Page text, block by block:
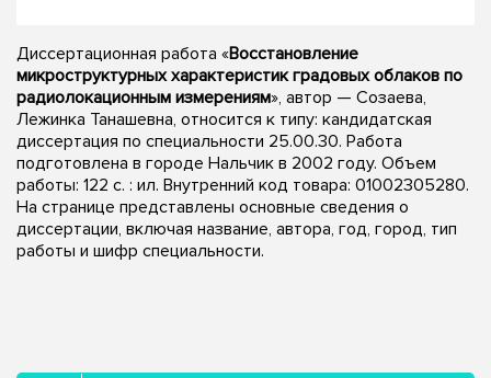
Диссертационная работа «Восстановление
микроструктурных характеристик градовых облаков по
радиолокационным измерениям», автор — Созаева,
Лежинка Танашевна, относится к типу: кандидатская
диссертация по специальности 25.00.30. Работа
подготовлена в городе Нальчик в 2002 году. Объем
работы: 122 с. : ил. Внутренний код товара: 01002305280.
На странице представлены основные сведения о
диссертации, включая название, автора, год, город, тип
работы и шифр специальности.